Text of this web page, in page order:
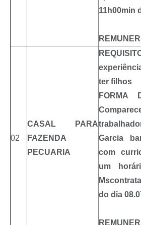
11h00min
02
CASAL PARA
FAZENDA
PECUARIA
ter filhos
FORMA
Garcia
com
um
do dia